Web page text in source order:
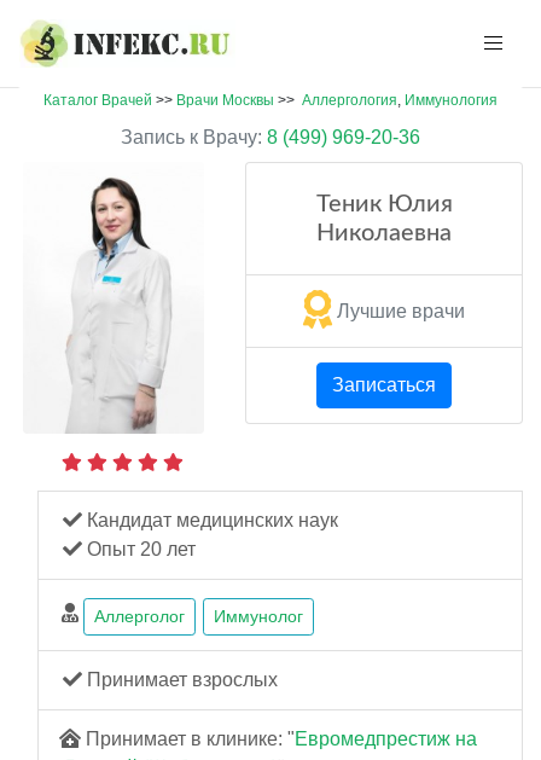
Каталог Врачей >> Врачи Москвы >> Аллергология, Иммунология
Запись к Врачу: 8 (499) 969-20-36
Теник Юлия
Николаевна
Лучшие врачи
Записаться
Кандидат медицинских наук
Опыт 20 лет
Аллерголог Иммунолог
Принимает взрослых
Принимает в клинике: "Евромедпрестиж на